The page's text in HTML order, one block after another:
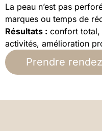
La peau n’est pas
marques ou temps de
Résultats : confort total,
activités, amélioration
Prendre